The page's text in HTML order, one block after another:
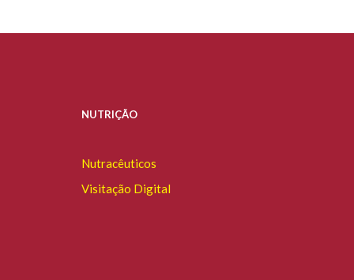
NUTRIÇÃO
Nutracêuticos
Visitação Digital